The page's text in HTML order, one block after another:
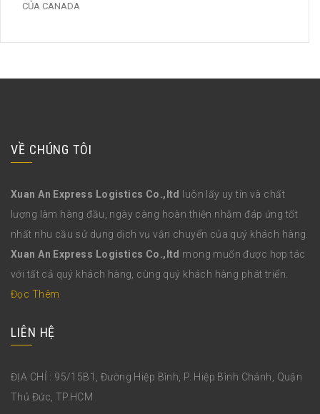
CỦA CANADA
VỀ CHÚNG TÔI
Xuan An Express Logistics Co.,ltd
luôn lấy uy tín và chất
lượng làm hàng đầu, ngày càng hoàn thiện nhằm đáp ứng tốt
nhất nhu cầu sử dụng dịch vụ vận chuyển của quý khách hàng.
Xuan An Express Logistics Co.,ltd mong muốn được hợp tác
với tất cả quý khách hàng, cùng quý khách hàng phát triển.
Đọc Thêm
LIÊN HỆ
ĐỊA CHỈ : 95/15B1, Đường Hiệp Bình, P. Hiệp Bình Chánh, Quận
Thủ Đức, TP.HCM